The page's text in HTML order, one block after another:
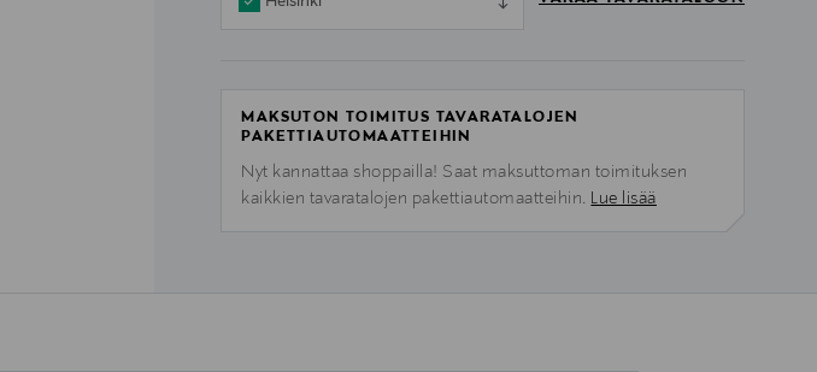
MAKSUTON TOIMITUS TAVARATALOJEN
PAKETTIAUTOMAATTEIHIN
Nyt kannattaa shoppailla! Saat maksuttoman toimituksen
kaikkien tavaratalojen pakettiautomaatteihin. Lue lisää